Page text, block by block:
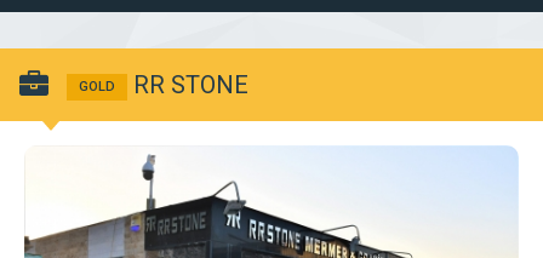
GOLD RR STONE